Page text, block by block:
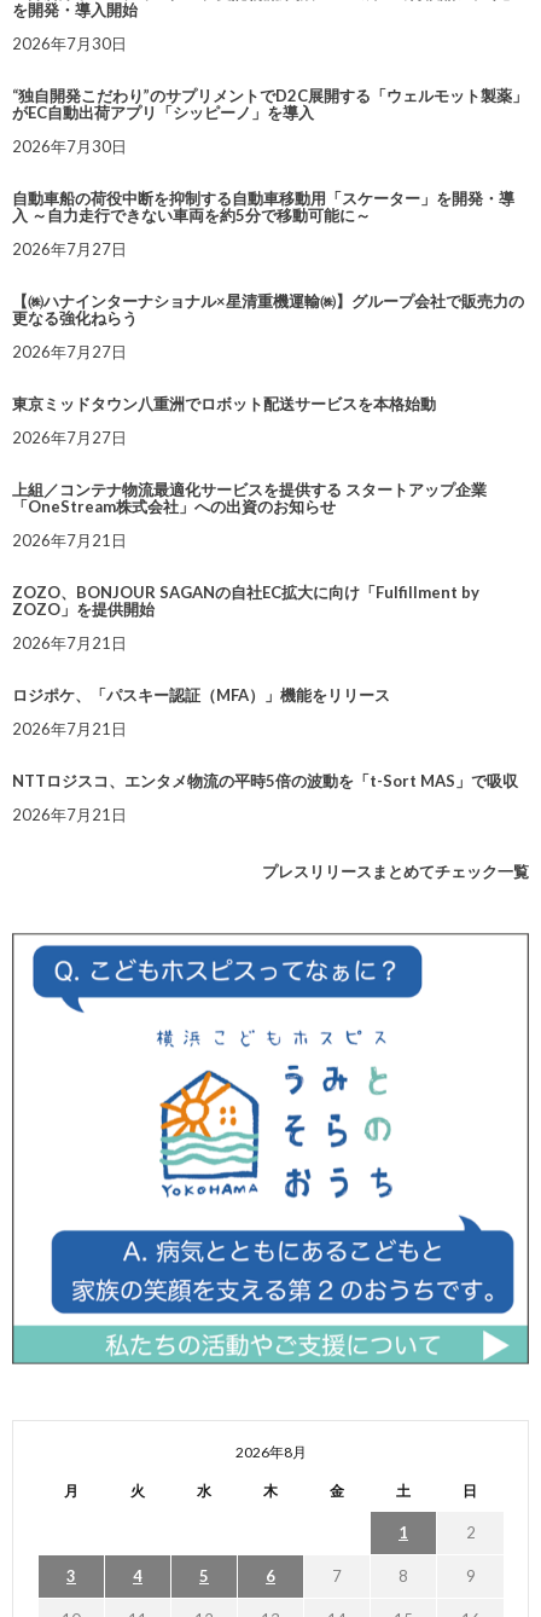
を開発・導入開始
2026年7月30日
“独自開発こだわり”のサプリメントでD2C展開する「ウェルモット製薬」
がEC自動出荷アプリ「シッピーノ」を導入
2026年7月30日
自動車船の荷役中断を抑制する自動車移動用「スケーター」を開発・導
入 ～自力走行できない車両を約5分で移動可能に～
2026年7月27日
【㈱ハナインターナショナル×星清重機運輸㈱】グループ会社で販売力の
更なる強化ねらう
2026年7月27日
東京ミッドタウン八重洲でロボット配送サービスを本格始動
2026年7月27日
上組／コンテナ物流最適化サービスを提供する スタートアップ企業
「OneStream株式会社」への出資のお知らせ
2026年7月21日
ZOZO、BONJOUR SAGANの自社EC拡大に向け「Fulfillment by
ZOZO」を提供開始
2026年7月21日
ロジポケ、「パスキー認証（MFA）」機能をリリース
2026年7月21日
NTTロジスコ、エンタメ物流の平時5倍の波動を「t-Sort MAS」で吸収
2026年7月21日
プレスリリースまとめてチェック一覧
2026年8月
月 火 水 木 金 土 日
1 2
3 4 5 6 7 8 9